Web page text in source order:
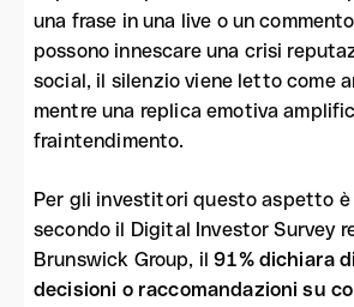
una frase in una live o un
possono innescare una crisi
social, il silenzio viene letto come
mentre una replica emotiva
fraintendimento.
Per gli investitori questo aspetto è
secondo il Digital Investor Survey
Brunswick Group, il91% dichiara
decisioni o raccomandazioni su